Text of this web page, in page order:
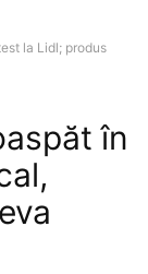
la Lidl; produs
în